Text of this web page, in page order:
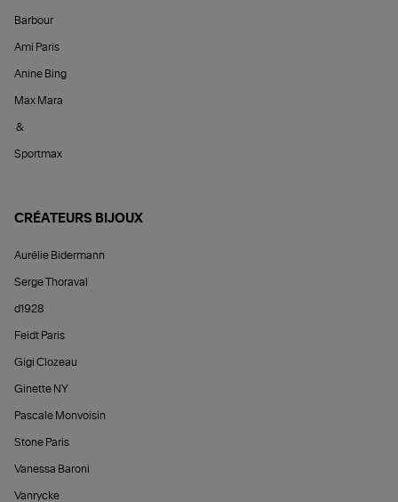
Barbour
Ami Paris
Anine Bing
Max Mara
&
Sportmax
CRÉATEURS BIJOUX
Aurélie Bidermann
Serge Thoraval
d1928
Feidt Paris
Gigi Clozeau
Ginette NY
Pascale Monvoisin
Stone Paris
Vanessa Baroni
Vanrycke